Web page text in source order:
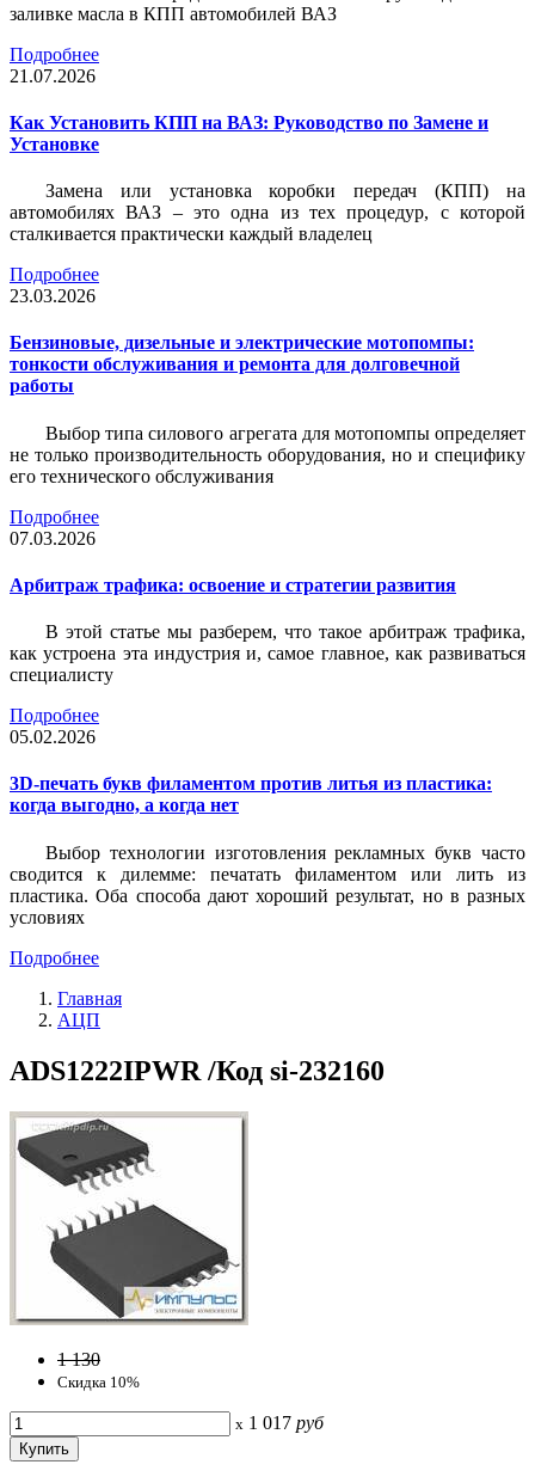
заливке масла в КПП автомобилей ВАЗ
Подробнее
21.07.2026
Как Установить КПП на ВАЗ: Руководство по Замене и
Установке
Замена или установка коробки передач (КПП) на
автомобилях ВАЗ – это одна из тех процедур, с которой
сталкивается практически каждый владелец
Подробнее
23.03.2026
Бензиновые, дизельные и электрические мотопомпы:
тонкости обслуживания и ремонта для долговечной
работы
Выбор типа силового агрегата для мотопомпы определяет
не только производительность оборудования, но и специфику
его технического обслуживания
Подробнее
07.03.2026
Арбитраж трафика: освоение и стратегии развития
В этой статье мы разберем, что такое арбитраж трафика,
как устроена эта индустрия и, самое главное, как развиваться
специалисту
Подробнее
05.02.2026
3D-печать букв филаментом против литья из пластика:
когда выгодно, а когда нет
Выбор технологии изготовления рекламных букв часто
сводится к дилемме: печатать филаментом или лить из
пластика. Оба способа дают хороший результат, но в разных
условиях
Подробнее
Главная
АЦП
ADS1222IPWR /Код si-232160
1 130
Скидка 10%
x 1 017 руб